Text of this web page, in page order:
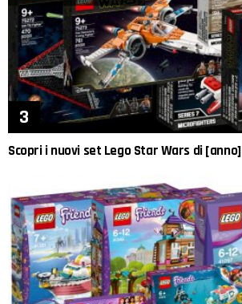
Scopri i nuovi set Lego Star Wars di [anno]